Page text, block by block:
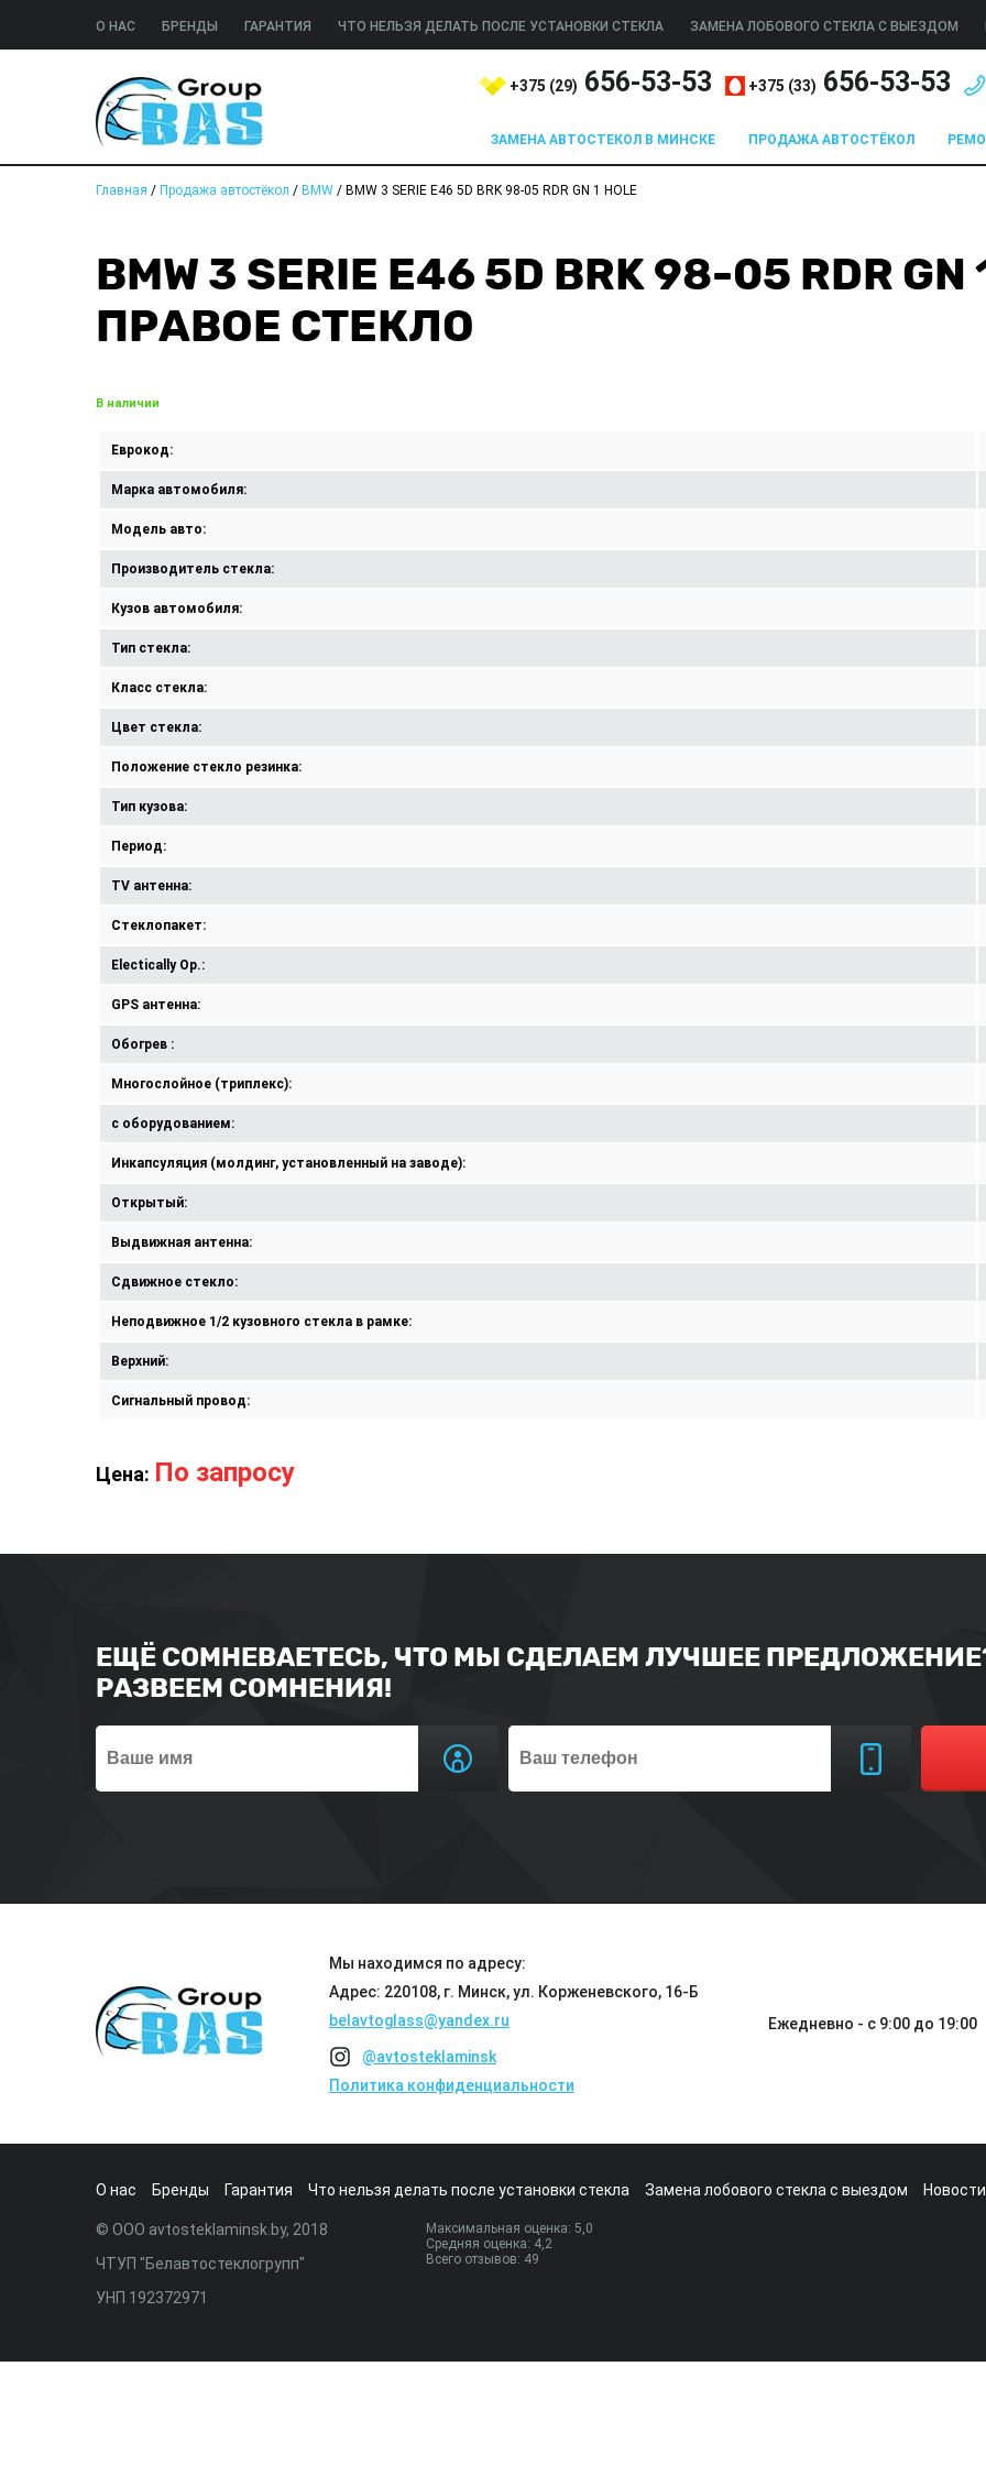
О НАС БРЕНДЫ ГАРАНТИЯ ЧТО НЕЛЬЗЯ ДЕЛАТЬ ПОСЛЕ УСТАНОВКИ СТЕКЛА ЗАМЕНА ЛОБОВОГО СТЕКЛА С ВЫЕЗДОМ
+375 (29) 656-53-53 +375 (33) 656-53-53
ЗАМЕНА АВТОСТЕКОЛ В МИНСКЕ ПРОДАЖА АВТОСТЁКОЛ
Главная / Продажа автостёкол / BMW / BMW 3 SERIE E46 5D BRK 98-05 RDR GN 1 HOLE
BMW 3 SERIE E46 5D BRK 98-05 RDR
ПРАВОЕ СТЕКЛО
В наличии
Еврокод:
Марка автомобиля:
Модель авто:
Производитель стекла:
Кузов автомобиля:
Тип стекла:
Класс стекла:
Цвет стекла:
Положение стекло резинка:
Тип кузова:
Период:
TV антенна:
Стеклопакет:
Electically Op.:
GPS антенна:
Обогрев :
Многослойное (триплекс):
с оборудованием:
Инкапсуляция (молдинг, установленный на заводе):
Открытый:
Выдвижная антенна:
Сдвижное стекло:
Неподвижное 1/2 кузовного стекла в рамке:
Верхний:
Сигнальный провод:
Цена: По запросу
ЕЩЁ СОМНЕВАЕТЕСЬ, ЧТО МЫ СДЕЛАЕМ ЛУЧШЕЕ
РАЗВЕЕМ СОМНЕНИЯ!
Мы находимся по адресу:
Адрес: 220108, г. Минск, ул. Корженевского, 16-Б
belavtoglass@yandex.ru
@avtosteklaminsk
Политика конфиденциальности
Ежедневно - с 9:00 до 19:00
О нас Бренды Гарантия Что нельзя делать после установки стекла Замена лобового стекла с выездом Новости
© ООО avtosteklaminsk.by, 2018
ЧТУП "Белавтостеклогрупп"
УНП 192372971
Максимальная оценка: 5,0
Средняя оценка: 4,2
Всего отзывов: 49